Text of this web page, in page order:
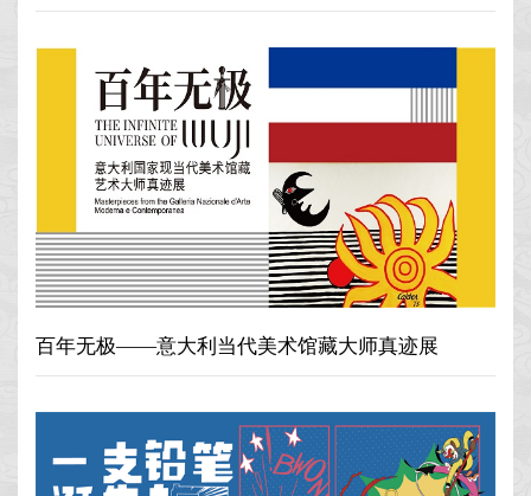
百年无极——意大利当代美术馆藏大师真迹展